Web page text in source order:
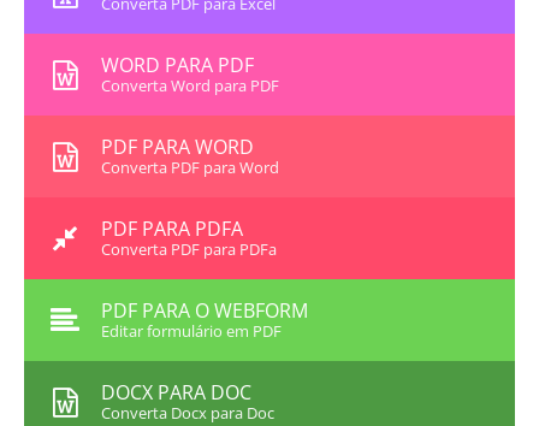
WORD PARA PDF
Converta Word para PDF
PDF PARA WORD
Converta PDF para Word
PDF PARA PDFA
Converta PDF para PDFa
PDF PARA O WEBFORM
Editar formulário em PDF
DOCX PARA DOC
Converta Docx para Doc